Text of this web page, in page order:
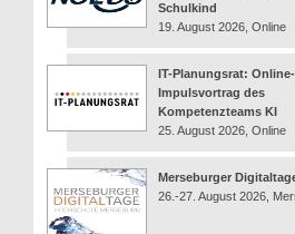
Schulkind
19. August 2026, Online
IT-Planungsrat: Online-
Impulsvortrag des
Kompetenzteams KI
25. August 2026, Online
Merseburger
26.-27. August 2026,